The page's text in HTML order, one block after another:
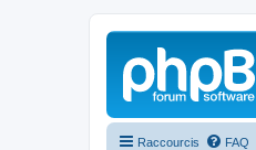
Raccourcis FAQ